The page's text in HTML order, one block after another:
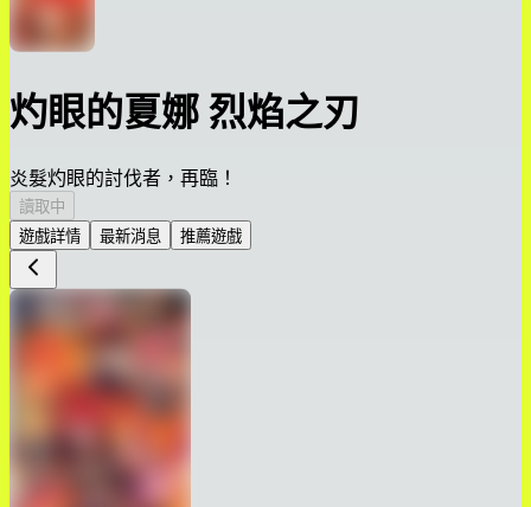
灼眼的夏娜 烈焰之刃
炎髮灼眼的討伐者，再臨！
讀取中
遊戲詳情
最新消息 推薦遊戲